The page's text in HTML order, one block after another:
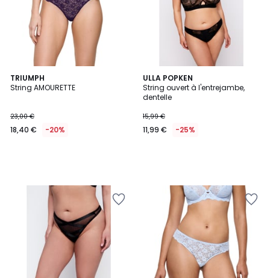
TRIUMPH
String AMOURETTE
€
au
appliquée.
23,00 €
18,40 € -20%
ULLA POPKEN
String ouvert à l'entrejambe,
dentelle
15,99 €
11,99 € -25%